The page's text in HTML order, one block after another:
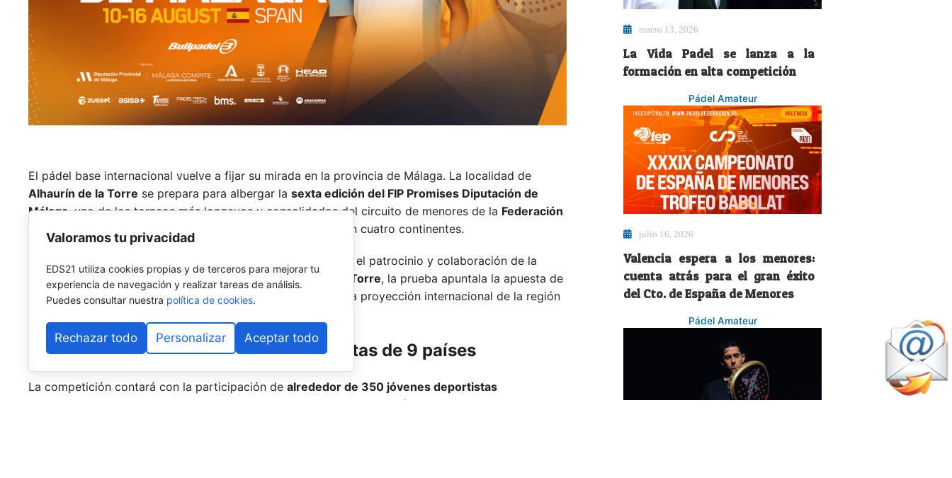
El pádel base internacional vuelve a fijar su mirada en la provincia de Málaga. La localidad de
Alhaurín de la Torre se prepara para albergar la sexta edición del FIP Promises Diputación de
Málaga, uno de los torneos más longevos y consolidados del circuito de menores de la Federación
, cuya estructura se despliega en cuatro continentes.
con el patrocinio y colaboración de la
Diputación de Málaga y el Ayuntamiento de Alhaurín de la Torre, la prueba apuntala la apuesta de
las instituciones locales por el fomento del deporte base y la proyección internacional de la región
Una vitrina internacional: 350 deportistas de 9 países
La competición contará con la participación de alrededor de 350 jóvenes deportistas
México,
marzo 13, 2026
La Vida Padel se lanza a la
formación en alta competición
Pádel Amateur
julio 16, 2026
Valencia espera a los menores:
cuenta atrás para el gran éxito
del Cto. de España de Menores
Pádel Amateur
Valoramos tu privacidad
EDS21 utiliza cookies propias y de terceros para mejorar tu
experiencia de navegación y realizar tareas de análisis.
Puedes consultar nuestra política de cookies.
Rechazar todo Personalizar Aceptar todo